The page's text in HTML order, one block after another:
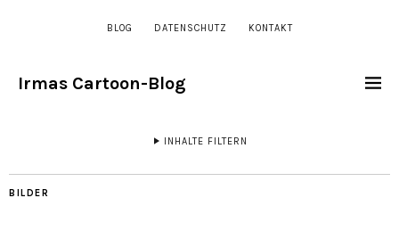
BLOG DATENSCHUTZ KONTAKT
Irmas Cartoon-Blog
INHALTE FILTERN
BILDER